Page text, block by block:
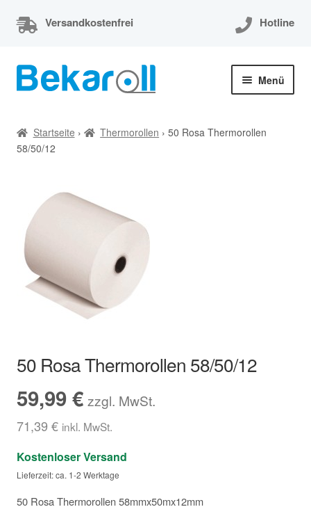
Versandkostenfrei Hotline
Zur
Navigation
Zum
Inhalt
Menü
Thermorollen 80x80x12
Kassenrollen
Bonrollen
Mein Konto
Apothekenrollen
Öko Rollen
Sonderrollen
Startseite › Thermorollen ›50 Rosa Thermorollen
58/50/12
50 Rosa Thermorollen 58/50/12
59,99€ zzgl. MwSt.
71,39 € inkl. MwSt.
Kostenloser Versand
Lieferzeit: ca. 1-2 Werktage
50 Rosa Thermorollen 58mmx50mx12mm